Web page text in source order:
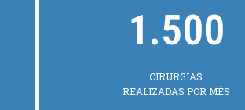
1.500
CIRURGIAS
REALIZADAS POR MÊS